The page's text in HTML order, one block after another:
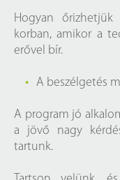
Hogyan
korban, amikor a
erővel bír.
A beszélgetés
A program jó
a jövő nagy
tartunk.